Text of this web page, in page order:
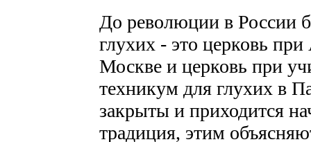
До революции в России
глухих - это церковь
Москве и церковь при
техникум для глухих в
закрыты и приходится
традиция, этим